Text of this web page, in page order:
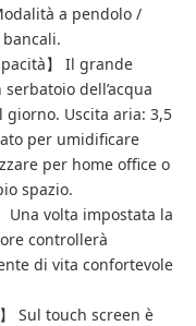
a pendolo /
】 Il grande
dell’acqua
Uscita aria: 3,5
per umidificare
per home office o
spazio.
Una volta impostata la
controllerà
di vita confortevole
Sul touch screen è